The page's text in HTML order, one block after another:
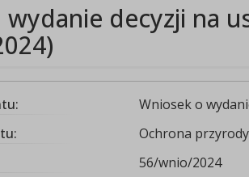
decyzji na
Wniosek o
Ochrona przyrody
56/wnio/2024